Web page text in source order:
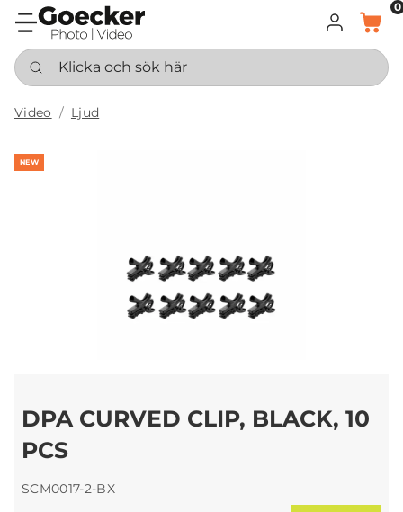
LOGGA IN
KORG
0
Klicka och sök här
Video Ljud
NEW
DPA CURVED CLIP, BLACK, 10
PCS
SCM0017-2-BX